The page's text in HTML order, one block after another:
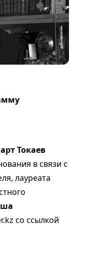
Токаев
в связи с
лауреата
со ссылкой